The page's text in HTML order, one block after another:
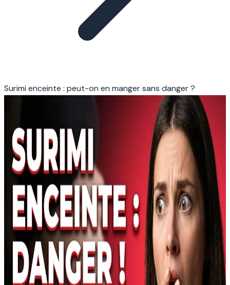
Surimi enceinte : peut-on en manger sans danger ?